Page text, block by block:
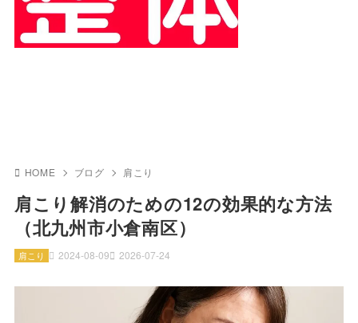
HOME ブログ 肩こり
肩こり解消のための12の効果的な方法
（北九州市小倉南区）
2024-08-09 2026-07-24
肩こり